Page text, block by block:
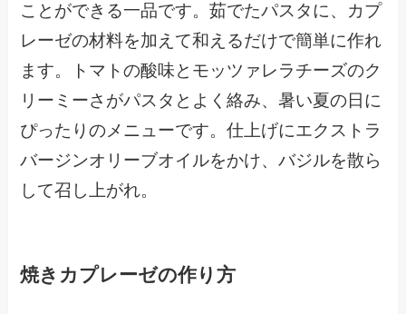
ことができる一品です。茹でたパスタに、カプ
レーゼの材料を加えて和えるだけで簡単に作れ
ます。トマトの酸味とモッツァレラチーズのク
リーミーさがパスタとよく絡み、暑い夏の日に
ぴったりのメニューです。仕上げにエクストラ
バージンオリーブオイルをかけ、バジルを散ら
して召し上がれ。
焼きカプレーゼの作り方